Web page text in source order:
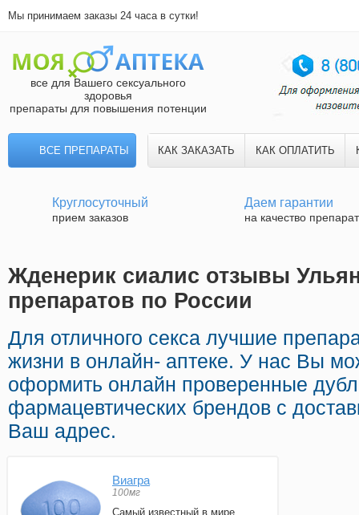
Мы принимаем заказы 24 часа в сутки!
все для Вашего сексуального
здоровья
препараты для повышения потенции
ВСЕ ПРЕПАРАТЫ КАК ЗАКАЗАТЬ КАК ОПЛАТИТЬ
Круглосуточный
прием заказов
Даем гарантии
на качество
Жденерик сиалис отзывы
препаратов по России
Для отличного секса лучшие
жизни в онлайн- аптеке. У нас Вы
оформить онлайн проверенные
фармацевтических брендов с
Ваш адрес.
Виагра
100мг
Самый известный в мире